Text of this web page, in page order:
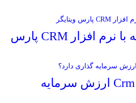
تحلیل سرمایه با نرم افزار CRM پارس
آیا نرم افزار Crm ارزش سرمایه